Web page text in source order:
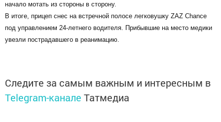
начало мотать из стороны в сторону.
В итоге, прицеп снес на встречной полосе легковушку ZAZ Chance
под управлением 24-летнего водителя. Прибывшие на место медики
увезли пострадавшего в реанимацию.
Следите за самым важным и интересным в
Telegram-канале Татмедиа